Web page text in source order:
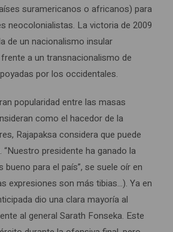
suramericanos o africanos) para
neocolonialistas. La victoria de 2009
de un nacionalismo insular
a un transnacionalismo de
por los occidentales.
popularidad entre las masas
como el hacedor de la
Rajapaksa considera que puede
presidente ha ganado la
bueno para el país”, se suele oír en
expresiones son más tibias…). Ya en
dio una clara mayoría al
al general Sarath Fonseka. Este